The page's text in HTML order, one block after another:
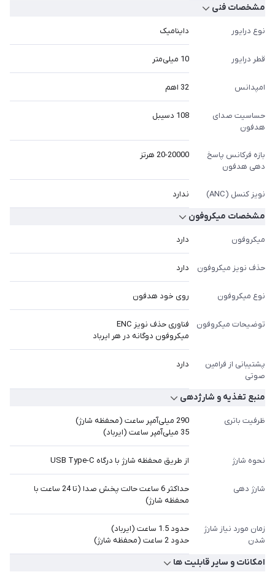
مشخصات فنی
نوع درایور داینامیک
قطر درایور 10 میلی‌متر
امپدانس 32 اهم
حساسیت صدای
هدفون
108 دسیبل
بازه فرکانس پاسخ
دهی هدفون
20-20000 هرتز
نویز کنسل (ANC) ندارد
مشخصات میکروفون
میکروفون دارد
حذف نویز میکروفون دارد
نوع میکروفون روی خود هدفون
توضیحات میکروفون
فناوری حذف نویز ENC
میکروفون دوگانه در هر ایرباد
پشتیبانی از فرامین
صوتی
دارد
منبع تغذیه و شارژدهی
ظرفیت باتری
290 میلی‌آمپر ساعت (محفظه شارژ)
35 میلی‌آمپر ساعت (ایرباد)
نحوه شارژ از طریق محفظه شارژ با درگاه USB Type-C
شارژ دهی
حداکثر 6 ساعت حالت پخش صدا (تا 24 ساعت با
محفظه شارژ)
زمان مورد نیاز شارژ
شدن
حدود 1.5 ساعت (ایرباد)
حدود 2 ساعت (محفظه شارژ)
امکانات و سایر قابلیت ها